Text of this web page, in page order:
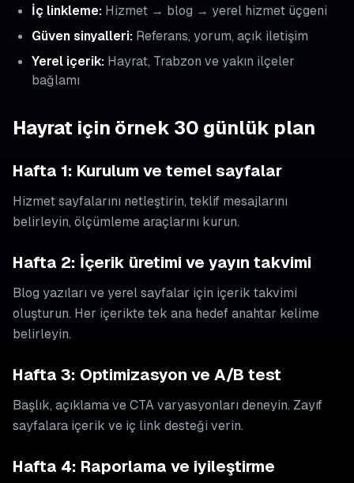
İç linkleme: Hizmet → blog → yerel hizmet üçgeni
Güven sinyalleri: Referans, yorum, açık iletişim
Yerel içerik: Hayrat, Trabzon ve yakın ilçeler
bağlamı
Hayrat için örnek 30 günlük plan
Hafta 1: Kurulum ve temel sayfalar
Hizmet sayfalarını netleştirin, teklif mesajlarını
belirleyin, ölçümleme araçlarını kurun.
Hafta 2: İçerik üretimi ve yayın takvimi
Blog yazıları ve yerel sayfalar için içerik takvimi
oluşturun. Her içerikte tek ana hedef anahtar kelime
belirleyin.
Hafta 3: Optimizasyon ve A/B test
Başlık, açıklama ve CTA varyasyonları deneyin. Zayıf
sayfalara içerik ve iç link desteği verin.
Hafta 4: Raporlama ve iyileştirme